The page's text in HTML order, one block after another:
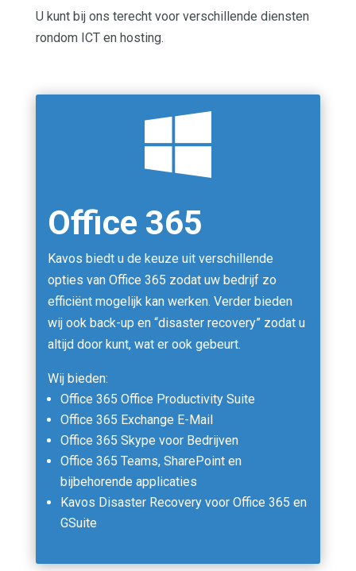
U kunt bij ons terecht voor verschillende diensten
rondom ICT en hosting.

Office 365
Kavos biedt u de keuze uit verschillende
opties van Office 365 zodat uw bedrijf zo
efficiënt mogelijk kan werken. Verder bieden
wij ook back-up en “disaster recovery” zodat u
altijd door kunt, wat er ook gebeurt.
Wij bieden:
Office 365 Office Productivity Suite
Office 365 Exchange E-Mail
Office 365 Skype voor Bedrijven
Office 365 Teams, SharePoint en
bijbehorende applicaties
Kavos Disaster Recovery voor Office 365 en
GSuite